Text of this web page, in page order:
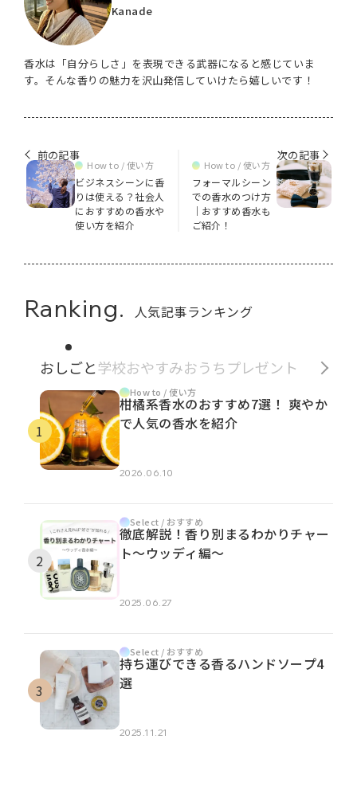
Kanade
香水は「自分らしさ」を表現できる武器になると感じていま
す。そんな香りの魅力を沢山発信していけたら嬉しいです！
前の記事
How to / 使い方
ビジネスシーンに香
りは使える？社会人
におすすめの香水や
使い方を紹介
次の記事
How to / 使い方
フォーマルシーン
での香水のつけ方
｜おすすめ香水も
ご紹介！
Ranking. 人気記事ランキング
おしごと学校おやすみおうち プレゼント
How to / 使い方
柑橘系香水のおすすめ7選！ 爽やか
で人気の香水を紹介
2026.06.10
Select / おすすめ
徹底解説！香り別まるわかりチャー
ト～ウッディ編～
2025.06.27
Select / おすすめ
持ち運びできる香るハンドソープ4
選
2025.11.21